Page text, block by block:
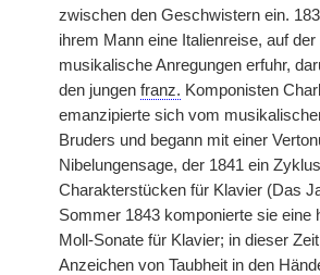
zwischen den Geschwistern ein.
ihrem Mann eine Italienreise, auf
musikalische Anregungen erfuhr,
den jungen franz. Komponisten
emanzipierte sich vom
Bruders und begann mit einer
Nibelungensage, der 1841 ein
Charakterstücken für Klavier (Das
Sommer 1843 komponierte sie eine
Moll-Sonate für Klavier; in dieser
Anzeichen von Taubheit in den